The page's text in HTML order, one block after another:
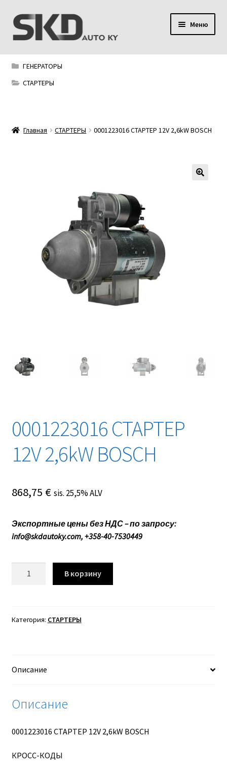
Перейти
навигации
Перейти
содержимому
Меню
SKD AUTO KY
Условия поставки
Мой аккаунт
ГЕНЕРАТОРЫ
СТАРТЕРЫ
Главная СТАРТЕРЫ 0001223016 СТАРТЕР 12V 2,6kW BOSCH
0001223016 СТАРТЕР
12V 2,6kW BOSCH
868,75 € sis. 25,5% ALV
Экспортные цены без НДС – по запросу:
info@skdautoky.com, +358-40-7530449
12V
В корзину
Категория: СТАРТЕРЫ
Описание
Описание
0001223016 СТАРТЕР 12V 2,6kW BOSCH
КРОСС-КОДЫ